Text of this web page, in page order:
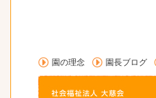
園の理念 園長ブログ